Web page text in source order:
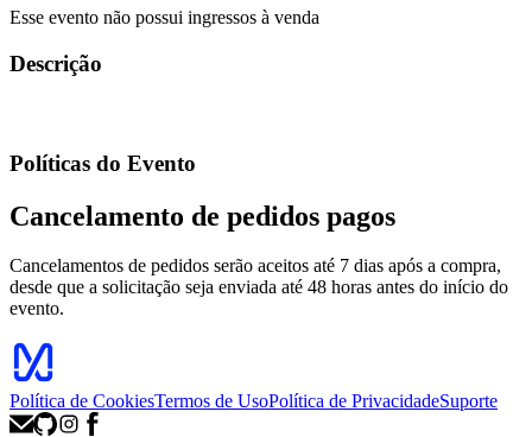
Esse evento não possui ingressos à venda
Descrição
Políticas do Evento
Cancelamento de pedidos pagos
Cancelamentos de pedidos serão aceitos até 7 dias após a compra,
desde que a solicitação seja enviada até 48 horas antes do início do
evento.
Política de CookiesTermos de UsoPolítica de PrivacidadeSuporte